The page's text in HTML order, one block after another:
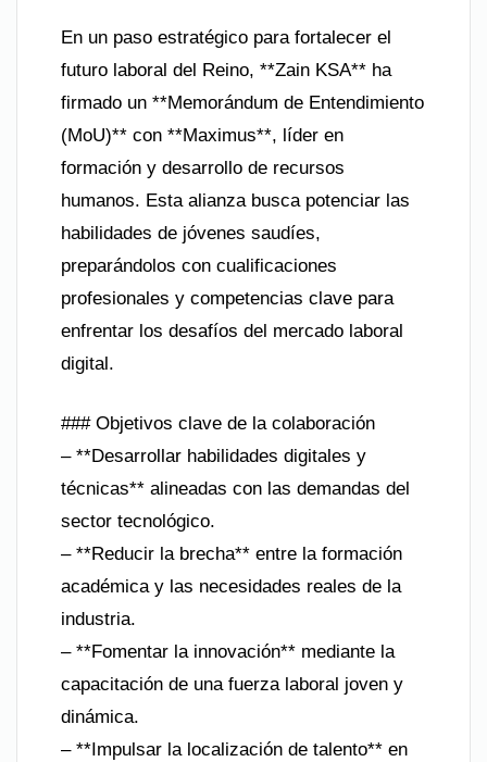
En un paso estratégico para fortalecer el
futuro laboral del Reino, **Zain KSA** ha
firmado un **Memorándum de Entendimiento
(MoU)** con **Maximus**, líder en
formación y desarrollo de recursos
humanos. Esta alianza busca potenciar las
habilidades de jóvenes saudíes,
preparándolos con cualificaciones
profesionales y competencias clave para
enfrentar los desafíos del mercado laboral
digital.
### Objetivos clave de la colaboración
– **Desarrollar habilidades digitales y
técnicas** alineadas con las demandas del
sector tecnológico.
– **Reducir la brecha** entre la formación
académica y las necesidades reales de la
industria.
– **Fomentar la innovación** mediante la
capacitación de una fuerza laboral joven y
dinámica.
– **Impulsar la localización de talento** en